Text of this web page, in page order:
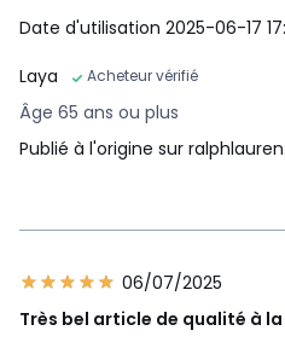
Date d'utilisation 2025-06-17
Laya
Acheteur vérifié
Âge 65 ans ou plus
Publié à l'origine sur
06/07/2025
Très bel article de qualité à